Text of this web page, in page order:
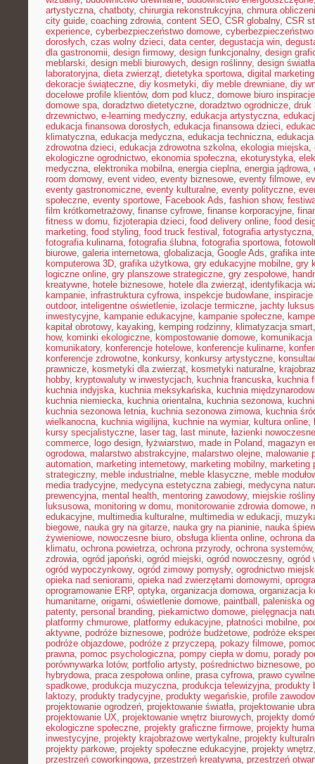
artystyczna, chatboty, chirurgia rekonstrukcyjna, chmura
city guide, coaching zdrowia, content SEO, CSR globalny, CSR
experience, cyberbezpieczeństwo domowe,
dorosłych, czas wolny dzieci, data center, degustacja win,
dla gastronomii, design firmowy, design funkcjonalny, design
meblarski, design mebli biurowych, design roślinny, design światła
laboratoryjna, dieta zwierząt, dietetyka sportowa, digital marketing
dekoracje świąteczne, diy kosmetyki, diy meble drewniane, diy
docelowe profile klientów, dom pod klucz, domowe biuro inspiracje
domowe spa, doradztwo dietetyczne, doradztwo ogrodnicze, druk
drzewnictwo, e-learning medyczny, edukacja artystyczna,
edukacja finansowa dorosłych, edukacja finansowa dzieci,
klimatyczna, edukacja medyczna, edukacja techniczna,
zdrowotna dzieci, edukacja zdrowotna szkolna, ekologia miejska,
ekologiczne ogrodnictwo, ekonomia społeczna, ekoturystyka,
medyczna, elektronika mobilna, energia cieplna, energia jądrowa,
room domowy, event video, eventy biznesowe, eventy filmowe,
eventy gastronomiczne, eventy kulturalne, eventy polityczne,
społeczne, eventy sportowe, Facebook Ads, fashion show,
film krótkometrażowy, finanse cyfrowe, finanse korporacyjne,
fitness w domu, fizjoterapia dzieci, food delivery online, food
marketing, food styling, food truck festival , fotografia artystyczna
fotografia kulinarna, fotografia ślubna, fotografia sportowa,
biurowe, galeria internetowa, globalizacja, Google Ads, grafika
komputerowa 3D, grafika użytkowa, gry edukacyjne mobilne, gry
logiczne online, gry planszowe strategiczne, gry zespołowe,
kreatywne, hotele biznesowe, hotele dla zwierząt, identyfikacja
kampanie, infrastruktura cyfrowa, inspekcje budowlane,
outdoor, inteligentne oświetlenie, izolacje termiczne, jachty
inwestycyjne, kampanie edukacyjne, kampanie społeczne,
kapitał obrotowy, kayaking, kemping rodzinny, klimatyzacja smart
how, kominki ekologiczne, kompostowanie domowe, komunikacja
komunikatory, konferencje hotelowe, konferencje kulinarne,
konferencje zdrowotne, konkursy, konkursy artystyczne,
prawnicze, kosmetyki dla zwierząt, kosmetyki naturalne,
hobby, kryptowaluty w inwestycjach, kuchnia francuska, kuchnia
kuchnia indyjska, kuchnia meksykańska, kuchnia
kuchnia niemiecka, kuchnia orientalna, kuchnia sezonowa,
kuchnia sezonowa letnia, kuchnia sezonowa zimowa, kuchnia
wielkanocna, kuchnia wigilijna, kuchnie na wymiar, kultura online,
kursy specjalistyczne, laser tag, last minute, łazienki nowoczesne
commerce, logo design, łyżwiarstwo, made in Poland, magazyn
ogrodowa, malarstwo abstrakcyjne, malarstwo olejne, malowanie
automation, marketing internetowy, marketing mobilny, marketing
strategiczny, meble industrialne, meble klasyczne, meble
media tradycyjne, medycyna estetyczna zabiegi, medycyna
prewencyjna, mental health, mentoring zawodowy, miejskie rośliny
luksusowa, monitoring w domu, monitorowanie zdrowia domowe,
edukacyjne, multimedia kulturalne, multimedia w edukacji,
biegowe, nauka gry na gitarze, nauka gry na pianinie, nauka
żywieniowe, nowoczesne biuro, obsługa klienta online, ochrona
klimatu, ochrona powietrza, ochrona przyrody, ochrona systemów
zdrowia, ogród japoński, ogród miejski, ogród nowoczesny, ogród
ogród wypoczynkowy, ogród zimowy pomysły, ogrodnictwo
opieka nad seniorami, opieka nad zwierzętami domowymi,
oprogramowanie ERP, optyka, organizacja domowa, organizacja
humanitarne, origami, oświetlenie domowe, paintball , paleniska
patenty, personal branding, piekarnictwo domowe, pielęgnacja
platformy chmurowe, platformy edukacyjne, płatności mobilne,
aktywne, podróże biznesowe, podróże budżetowe, podróże
podróże objazdowe, podróże z przyczepą, pokazy filmowe,
prawna, pomoc psychologiczna, pompy ciepła w domu, porady
porównywarka lotów, portfolio artysty, pośrednictwo biznesowe,
hybrydowa, praca zespołowa online, prasa cyfrowa, prawo
spadkowe, produkcja muzyczna, produkcja telewizyjna, produkty
laktozy, produkty tradycyjne, produkty wegańskie, profile
projektowanie ogrodzeń, projektowanie światła, projektowanie
projektowanie UX, projektowanie wnętrz biurowych, projekty
ekologiczne społeczne, projekty graficzne firmowe, projekty
inwestycyjne, projekty krajobrazowe wertykalne, projekty
projekty parkowe, projekty społeczne edukacyjne, projekty wnętrz
przestrzeń coworkingowa, przestrzeń kreatywna, przestrzeń